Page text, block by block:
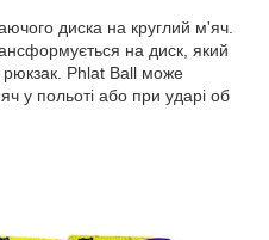
диска на круглий м'яч.
на диск, який
рюкзак. Phlat Ball може
у польоті або при ударі об